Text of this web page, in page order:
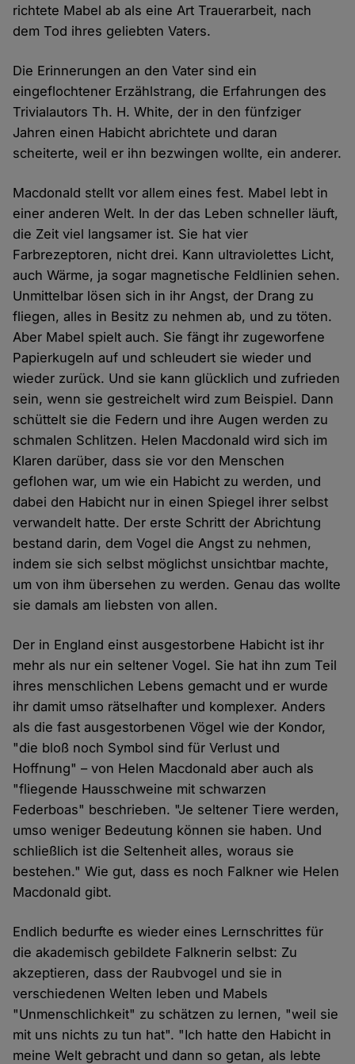
richtete Mabel ab als eine Art Trauerarbeit, nach
dem Tod ihres geliebten Vaters.
Die Erinnerungen an den Vater sind ein
eingeflochtener Erzählstrang, die Erfahrungen des
Trivialautors Th. H. White, der in den fünfziger
Jahren einen Habicht abrichtete und daran
scheiterte, weil er ihn bezwingen wollte, ein anderer.
Macdonald stellt vor allem eines fest. Mabel lebt in
einer anderen Welt. In der das Leben schneller läuft,
die Zeit viel langsamer ist. Sie hat vier
Farbrezeptoren, nicht drei. Kann ultraviolettes Licht,
auch Wärme, ja sogar magnetische Feldlinien sehen.
Unmittelbar lösen sich in ihr Angst, der Drang zu
fliegen, alles in Besitz zu nehmen ab, und zu töten.
Aber Mabel spielt auch. Sie fängt ihr zugeworfene
Papierkugeln auf und schleudert sie wieder und
wieder zurück. Und sie kann glücklich und zufrieden
sein, wenn sie gestreichelt wird zum Beispiel. Dann
schüttelt sie die Federn und ihre Augen werden zu
schmalen Schlitzen. Helen Macdonald wird sich im
Klaren darüber, dass sie vor den Menschen
geflohen war, um wie ein Habicht zu werden, und
dabei den Habicht nur in einen Spiegel ihrer selbst
verwandelt hatte. Der erste Schritt der Abrichtung
bestand darin, dem Vogel die Angst zu nehmen,
indem sie sich selbst möglichst unsichtbar machte,
um von ihm übersehen zu werden. Genau das wollte
sie damals am liebsten von allen.
Der in England einst ausgestorbene Habicht ist ihr
mehr als nur ein seltener Vogel. Sie hat ihn zum Teil
ihres menschlichen Lebens gemacht und er wurde
ihr damit umso rätselhafter und komplexer. Anders
als die fast ausgestorbenen Vögel wie der Kondor,
"die bloß noch Symbol sind für Verlust und
Hoffnung" – von Helen Macdonald aber auch als
"fliegende Hausschweine mit schwarzen
Federboas" beschrieben. "Je seltener Tiere werden,
umso weniger Bedeutung können sie haben. Und
schließlich ist die Seltenheit alles, woraus sie
bestehen." Wie gut, dass es noch Falkner wie Helen
Macdonald gibt.
Endlich bedurfte es wieder eines Lernschrittes für
die akademisch gebildete Falknerin selbst: Zu
akzeptieren, dass der Raubvogel und sie in
verschiedenen Welten leben und Mabels
"Unmenschlichkeit" zu schätzen zu lernen, "weil sie
mit uns nichts zu tun hat". "Ich hatte den Habicht in
meine Welt gebracht und dann so getan, als lebte